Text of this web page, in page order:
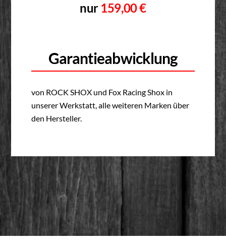
nur 159,00 €
Garantieabwicklung
von ROCK SHOX und Fox Racing Shox in
unserer Werkstatt, alle weiteren Marken über
den Hersteller.